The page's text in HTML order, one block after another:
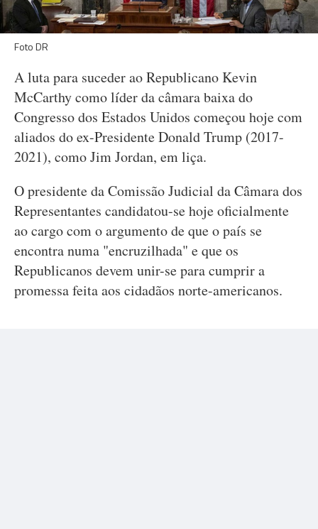
Foto DR
A luta para suceder ao Republicano Kevin
McCarthy como líder da câmara baixa do
Congresso dos Estados Unidos começou hoje com
aliados do ex-Presidente Donald Trump (2017-
2021), como Jim Jordan, em liça.
O presidente da Comissão Judicial da Câmara dos
Representantes candidatou-se hoje oficialmente
ao cargo com o argumento de que o país se
encontra numa "encruzilhada" e que os
Republicanos devem unir-se para cumprir a
promessa feita aos cidadãos norte-americanos.